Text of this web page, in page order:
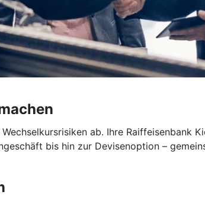
ab. Ihre Raiffeisenbank
bis hin zur Devisenoption –